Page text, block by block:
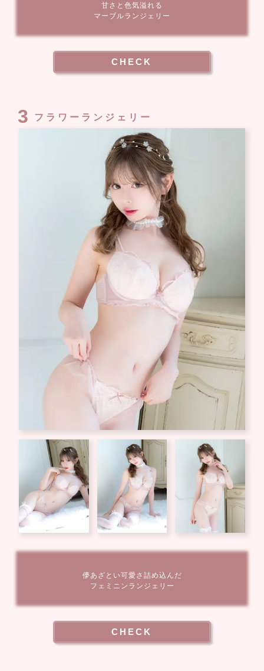
甘さと色気溢れる
マーブルランジェリー
CHECK
3 フラワーランジェリー
儚あざとい可愛さ詰め込んだ
フェミニンランジェリー
CHECK